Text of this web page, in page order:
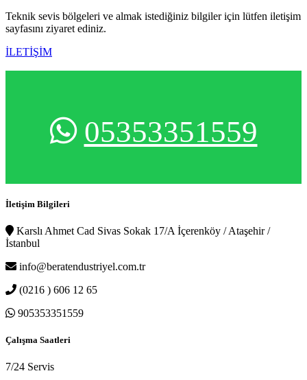
Teknik sevis bölgeleri ve almak istediğiniz bilgiler için lütfen iletişim
sayfasını ziyaret ediniz.
İLETİŞİM
05353351559
İletişim Bilgileri
Karslı Ahmet Cad Sivas Sokak 17/A İçerenköy / Ataşehir /
İstanbul
info@beratendustriyel.com.tr
(0216 ) 606 12 65
905353351559
Çalışma Saatleri
7/24 Servis